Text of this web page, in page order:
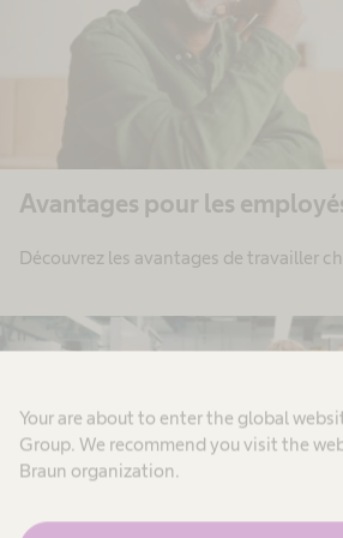
Your are about to enter the global
Group. We recommend you visit the
Braun organization.
Avantages pour les
Découvrez les avantages de travailler